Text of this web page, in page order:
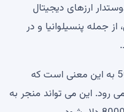
ارزهای دیجیتال
جمله پنسیلوانیا و در
از نظر برخی ناظران، شانس 50-50 به این معنی است که
رود. این می تواند منجر به